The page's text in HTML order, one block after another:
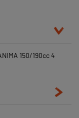
150/190cc 4